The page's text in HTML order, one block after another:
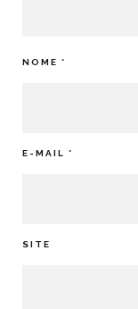
NOME *
E-MAIL *
SITE